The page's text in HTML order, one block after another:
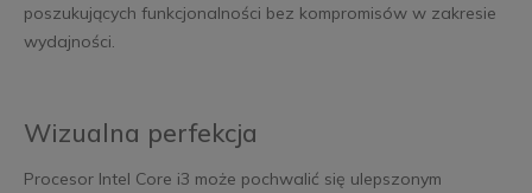
poszukujących funkcjonalności bez kompromisów w zakresie
wydajności.
Wizualna perfekcja
Procesor Intel Core i3 może pochwalić się ulepszonym